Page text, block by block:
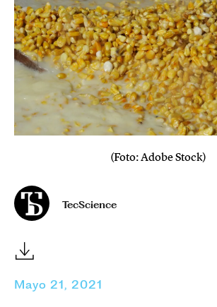
(Foto: Adobe Stock)
TecScience
Mayo 21, 2021